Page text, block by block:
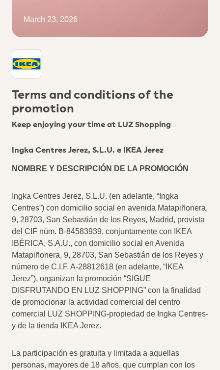
March 23, 2026
Terms and conditions of the
promotion
Keep enjoying your time at LUZ Shopping
Ingka Centres Jerez, S.L.U. e IKEA Jerez
NOMBRE Y DESCRIPCIÓN DE LA PROMOCIÓN
Ingka Centres Jerez, S.L.U. (en adelante, “Ingka
Centres”) con domicilio social en avenida Matapiñonera,
9, 28703, San Sebastián de los Reyes, Madrid, provista
del CIF núm. B-84583939, conjuntamente con IKEA
IBÉRICA, S.A.U., con domicilio social en Avenida
Matapiñonera, 9, 28703, San Sebastián de los Reyes y
número de C.I.F. A-28812618 (en adelante, “IKEA
Jerez”), organizan la promoción “SIGUE
DISFRUTANDO EN LUZ SHOPPING” con la finalidad
de promocionar la actividad comercial del centro
comercial LUZ SHOPPING-propiedad de Ingka Centres-
y de la tienda IKEA Jerez.
La participación es gratuita y limitada a aquellas
personas, mayores de 18 años, que cumplan con los